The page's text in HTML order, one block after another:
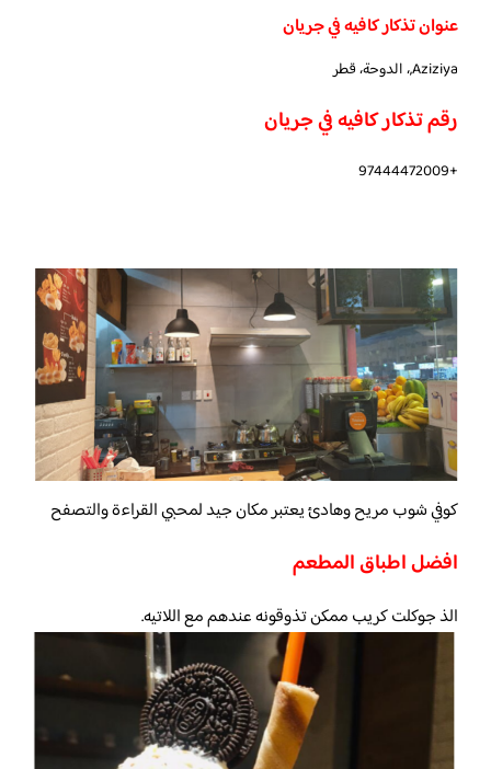
عنوان تذكار كافيه في جريان
Aziziya,، الدوحة، قطر
رقم تذكار كافيه في جريان
+97444472009
كوفي شوب مريح وهادئ يعتبر مكان جيد لمحبي القراءة والتصفح
افضل اطباق المطعم
الذ جوكلت كريب ممكن تذوقونه عندهم مع اللاتيه.